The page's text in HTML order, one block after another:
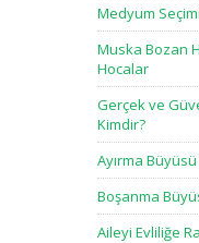
Medyum Seçimi
Muska Bozan
Hocalar
Gerçek ve
Kimdir?
Ayırma
Boşanma
Aileyi Evliliğe